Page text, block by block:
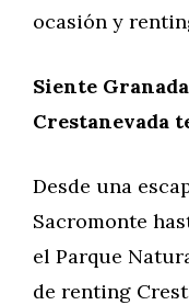
ocasión y
Siente
Crestanevada
Desde una
Sacromonte
el Parque
de renting